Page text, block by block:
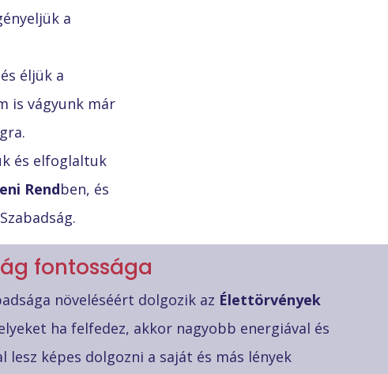
a
éljük a
is vágyunk már
és elfoglaltuk
Rendben, és
fontossága
növeléséért dolgozik az Élettörvények
ha felfedez, akkor nagyobb energiával és
lesz képes dolgozni a saját és más lények